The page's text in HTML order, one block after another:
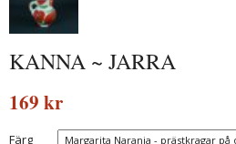
KANNA ~ JARRA
169 kr
Färg